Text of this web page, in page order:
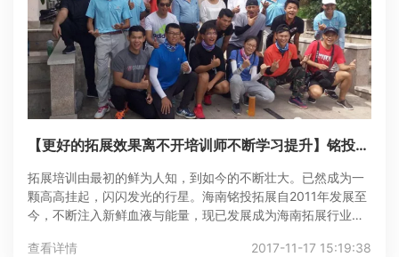
【更好的拓展效果离不开培训师不断学习提升】铭投拓
拓展培训由最初的鲜为人知，到如今的不断壮大。已然成为一
颗高高挂起，闪闪发光的行星。海南铭投拓展自2011年发展至
今，不断注入新鲜血液与能量，现已发展成为海南拓展行业知
查看详情
2017-11-17 15:19:38